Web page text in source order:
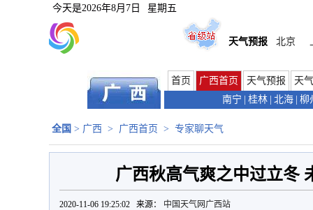
今天是2026年8月7日 星期五
天气预报 北京
首页 广西首页 天气预报
天
南宁
桂林 北海 柳
全国 > 广西 > 广西首页 > 专家聊天气
广西秋高气爽之中过立冬
2020-11-06 19:25:02 来源： 中国天气网广西站